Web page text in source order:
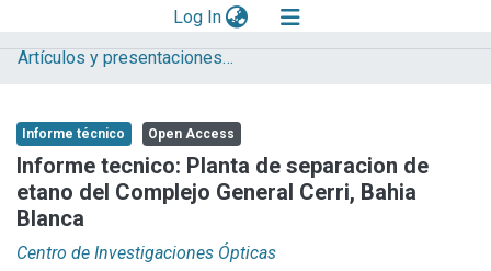
Log In(current)
Explorar
Aportar material
Statistics
Artículos y presentaciones en Congresos
Informe técnico Open Access
Informe tecnico: Planta de separacion de
etano del Complejo General Cerri, Bahia
Blanca
Centro de Investigaciones Ópticas